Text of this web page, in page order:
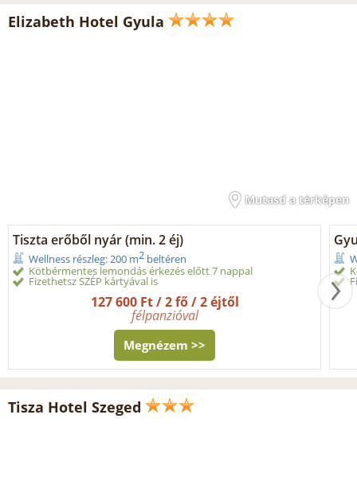
Elizabeth Hotel Gyula
Mutasd a térképen
Tiszta erőből nyár (min. 2 éj)
Wellness részleg: 200 m2 beltéren
Kötbérmentes lemondás érkezés előtt 7 nappal
Fizethetsz SZÉP kártyával is
127 600 Ft / 2 fő / 2 éjtől
félpanzióval
Megnézem >>
Tisza Hotel Szeged